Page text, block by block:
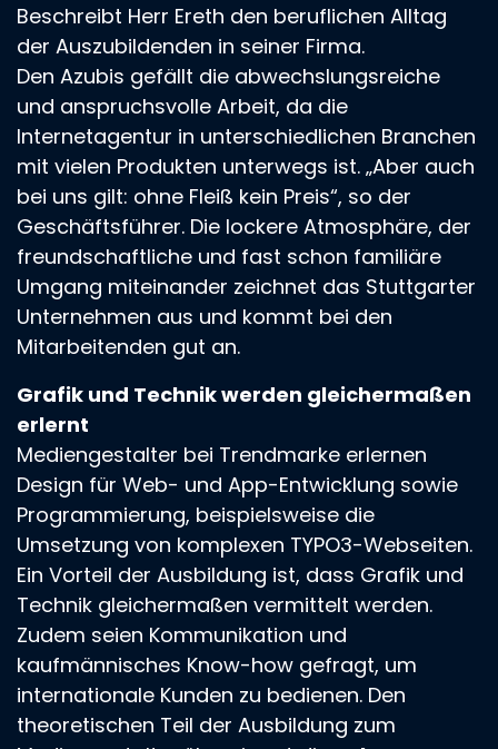
Beschreibt Herr Ereth den beruflichen Alltag
der Auszubildenden in seiner Firma.
Den Azubis gefällt die abwechslungsreiche
und anspruchsvolle Arbeit, da die
Internetagentur in unterschiedlichen Branchen
mit vielen Produkten unterwegs ist. „Aber auch
bei uns gilt: ohne Fleiß kein Preis“, so der
Geschäftsführer. Die lockere Atmosphäre, der
freundschaftliche und fast schon familiäre
Umgang miteinander zeichnet das Stuttgarter
Unternehmen aus und kommt bei den
Mitarbeitenden gut an.
Grafik und Technik werden gleichermaßen
erlernt
Mediengestalter bei Trendmarke erlernen
Design für Web- und App-Entwicklung sowie
Programmierung, beispielsweise die
Umsetzung von komplexen TYPO3-Webseiten.
Ein Vorteil der Ausbildung ist, dass Grafik und
Technik gleichermaßen vermittelt werden.
Zudem seien Kommunikation und
kaufmännisches Know-how gefragt, um
internationale Kunden zu bedienen. Den
theoretischen Teil der Ausbildung zum